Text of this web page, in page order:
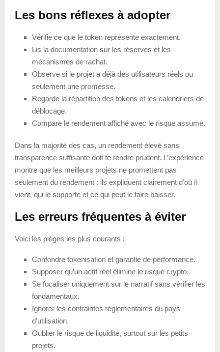
Les bons réflexes à adopter
Vérifie ce que le token représente exactement.
Lis la documentation sur les réserves et les
mécanismes de rachat.
Observe si le projet a déjà des utilisateurs réels ou
seulement une promesse.
Regarde la répartition des tokens et les calendriers de
déblocage.
Compare le rendement affiché avec le risque assumé.
Dans la majorité des cas, un rendement élevé sans
transparence suffisante doit te rendre prudent. L’expérience
montre que les meilleurs projets ne promettent pas
seulement du rendement : ils expliquent clairement d’où il
vient, qui le supporte et ce qui peut le faire baisser.
Les erreurs fréquentes à éviter
Voici les pièges les plus courants :
Confondre tokenisation et garantie de performance.
Supposer qu’un actif réel élimine le risque crypto.
Se focaliser uniquement sur le narratif sans vérifier les
fondamentaux.
Ignorer les contraintes réglementaires du pays
d’utilisation.
Oublier le risque de liquidité, surtout sur les petits
projets.